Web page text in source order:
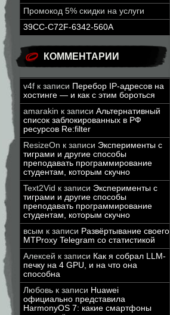
Промокод 5% скидки на услуги
39CC-C72F-6342-560A
КОММЕНТАРИИ
v4f к записи Перебор IP-адресов на
хостинге — и как с этим бороться
amarakin к записи Альтернативный
список заблокированных в РФ
ресурсов Re:filter
ResizeOn к записи Эксперименты с
тиграми и другие способы
преподавать программирование
студентам, которым скучно
Text2Vid к записи Эксперименты с
тиграми и другие способы
преподавать программирование
студентам, которым скучно
всым к записи Развёртывание своего
MTProxy Telegram со статистикой
Алексей к записи Как я собрал LLM-
печку на 4 GPU, и на что она
способна
Любовь к записи Huawei
официально представила
HarmonyOS 7: какие смартфоны